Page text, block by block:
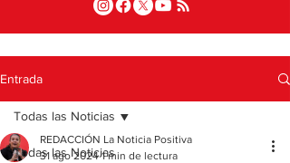
Entrada
Todas las Noticias
Todas las Noticias
REDACCIÓN La Noticia Positiva
31 ago 2024 1 min de lectura